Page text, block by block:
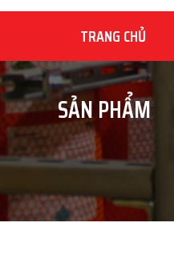
TRANG CHỦ
SẢN PHẨM